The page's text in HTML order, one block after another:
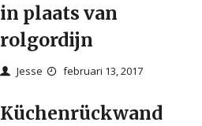
in plaats van
rolgordijn
Jesse februari 13, 2017
Küchenrückwand